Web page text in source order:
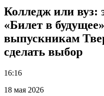
Колледж или вуз:
«Билет в
выпускникам
сделать выбор
16:16
18 мая 2026